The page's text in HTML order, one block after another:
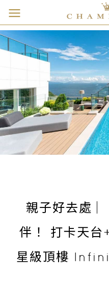
親子好去處
伴！ 打卡天台
星級頂樓